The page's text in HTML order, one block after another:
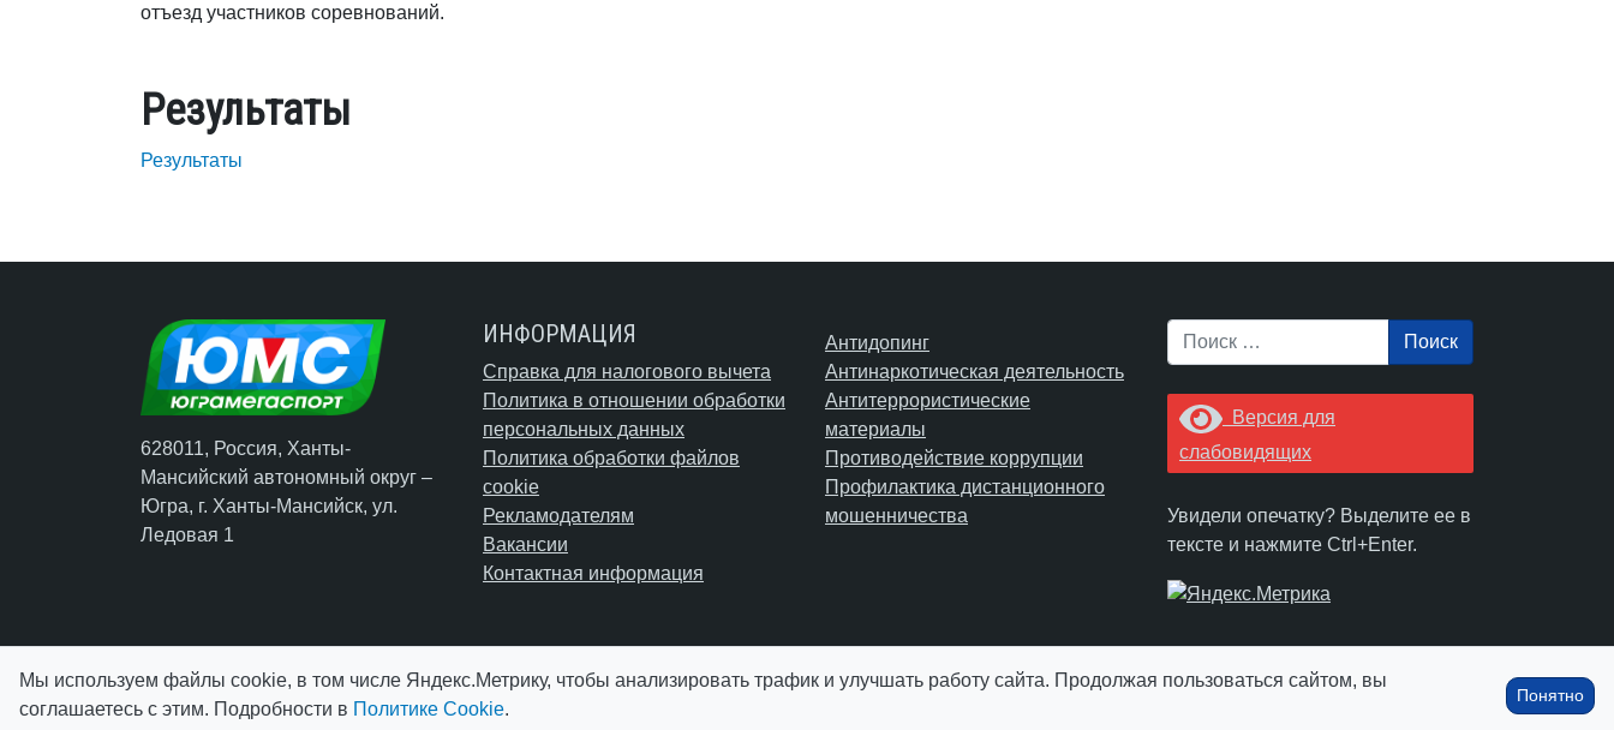
отъезд участников соревнований.
Результаты
Результаты
628011, Россия, Ханты-
Мансийский автономный округ –
Югра, г. Ханты-Мансийск, ул.
Ледовая 1
ИНФОРМАЦИЯ
Справка для налогового вычета
Политика в отношении обработки
персональных данных
Политика обработки файлов
cookie
Рекламодателям
Вакансии
Контактная информация
Антидопинг
Антинаркотическая деятельность
Антитеррористические
материалы
Противодействие коррупции
Профилактика дистанционного
мошенничества
Поиск
Версия для
слабовидящих
Увидели опечатку? Выделите ее в
тексте и нажмите Ctrl+Enter.
© АУ "ЮграМегаСпорт" 2026
Мы используем файлы cookie, в том числе Яндекс.Метрику, чтобы анализировать трафик и улучшать работу сайта. Продолжая пользоваться сайтом, вы
соглашаетесь с этим. Подробности в Политике Cookie.
Понятно